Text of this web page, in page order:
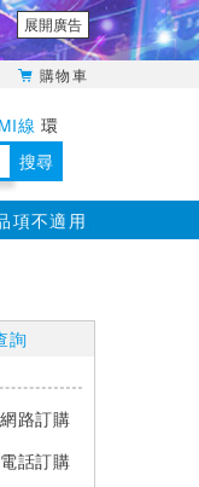
展開廣告
購物車
線 環
搜尋
適用，滿2千折
詢
網路訂購
電話訂購